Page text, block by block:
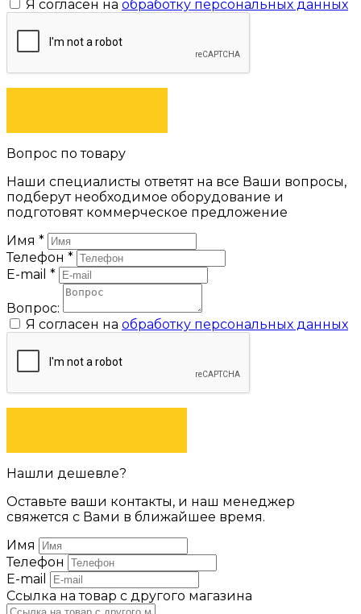
Я согласен на обработку персональных данных
Вопрос по товару
Наши специалисты ответят на все Ваши вопросы,
подберут необходимое оборудование и
подготовят коммерческое предложение
Имя *
Телефон *
E-mail *
Вопрос:
Я согласен на обработку персональных данных
Нашли дешевле?
Оставьте ваши контакты, и наш менеджер
свяжется с Вами в ближайшее время.
Имя
Телефон
E-mail
Ссылка на товар с другого магазина